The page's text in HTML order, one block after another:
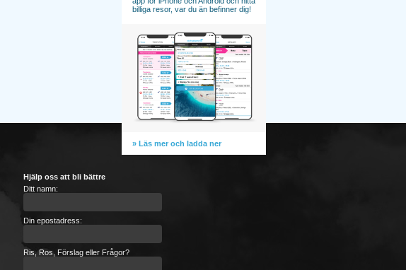
billiga resor, var du än befinner dig!
» Läs mer och ladda ner
Hjälp oss att bli bättre
Ditt namn:
Din epostadress:
Ris, Ros, Förslag eller Frågor?